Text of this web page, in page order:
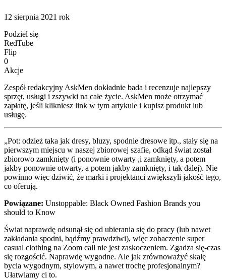
12 sierpnia 2021 rok
Podziel się
RedTube
Flip
0
Akcje
Zespół redakcyjny AskMen dokładnie bada i recenzuje najlepszy
sprzęt, usługi i zszywki na całe życie. AskMen może otrzymać
zapłatę, jeśli klikniesz link w tym artykule i kupisz produkt lub
usługę.
„Pot: odzież taka jak dresy, bluzy, spodnie dresowe itp., stały się na
pierwszym miejscu w naszej zbiorowej szafie, odkąd świat został
zbiorowo zamknięty (i ponownie otwarty ,i zamknięty, a potem
jakby ponownie otwarty, a potem jakby zamknięty, i tak dalej). Nie
powinno więc dziwić, że marki i projektanci zwiększyli jakość tego,
co oferują.
Powiązane: Unstoppable: Black Owned Fashion Brands you
should to Know
Świat naprawdę odsunął się od ubierania się do pracy (lub nawet
zakładania spodni, bądźmy prawdziwi), więc zobaczenie super
casual clothing na Zoom call nie jest zaskoczeniem. Zgadza się-czas
się rozgościć. Naprawdę wygodne. Ale jak zrównoważyć skalę
bycia wygodnym, stylowym, a nawet trochę profesjonalnym?
Ułatwiamy ci to.